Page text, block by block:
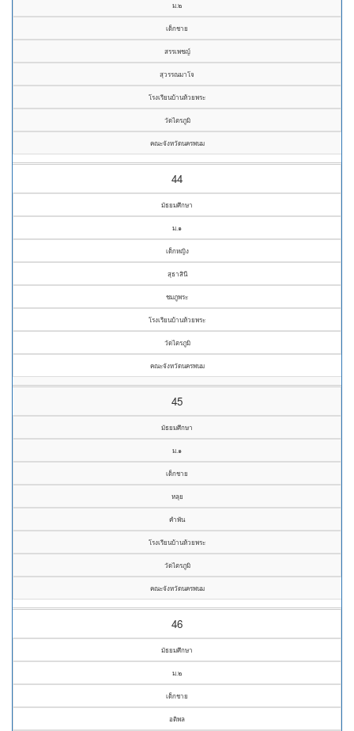
ม.๒
เด็กชาย
สรรเพชญ์
สุวรรณมาโจ
โรงเรียนบ้านห้วยพระ
วัดไตรภูมิ
คณะจังหวัดนครพนม
44
มัธยมศึกษา
ม.๑
เด็กหญิง
สุธาสินี
ชมภูพระ
โรงเรียนบ้านห้วยพระ
วัดไตรภูมิ
คณะจังหวัดนครพนม
45
มัธยมศึกษา
ม.๑
เด็กชาย
หลุย
คำพัน
โรงเรียนบ้านห้วยพระ
วัดไตรภูมิ
คณะจังหวัดนครพนม
46
มัธยมศึกษา
ม.๒
เด็กชาย
อติพล